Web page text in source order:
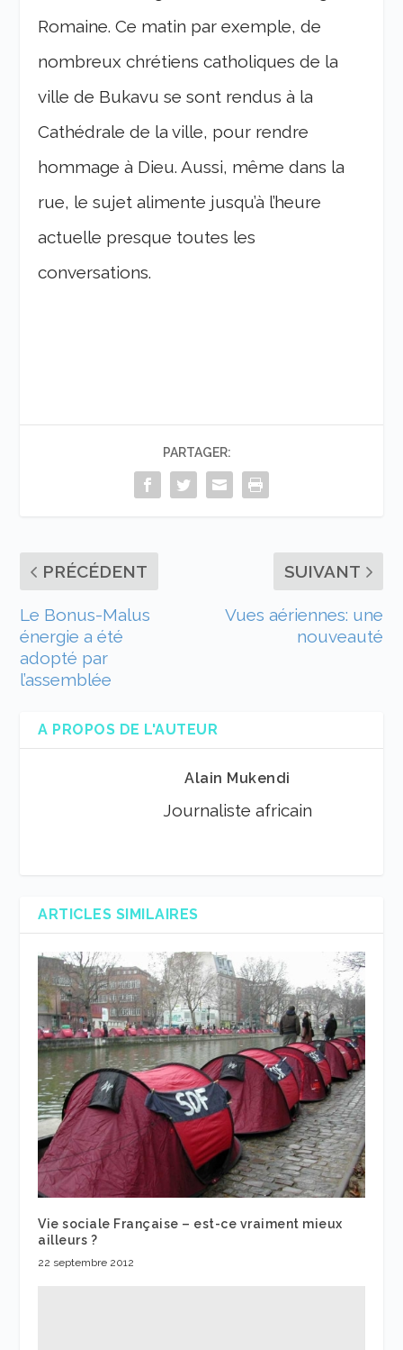
Romaine. Ce matin par exemple, de
nombreux chrétiens catholiques de la
ville de Bukavu se sont rendus à la
Cathédrale de la ville, pour rendre
hommage à Dieu. Aussi, même dans la
rue, le sujet alimente jusqu’à l’heure
actuelle presque toutes les
conversations.
PARTAGER:
PRÉCÉDENT
Le Bonus-Malus
énergie a été
adopté par
l’assemblée
SUIVANT
Vues aériennes: une
nouveauté
A PROPOS DE L'AUTEUR
Alain Mukendi
Journaliste africain
ARTICLES SIMILAIRES
Vie sociale Française – est-ce vraiment mieux
ailleurs ?
22 septembre 2012